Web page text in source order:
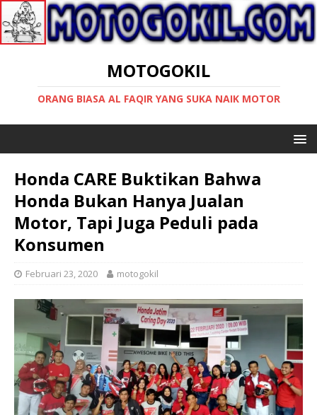
MOTOGOKIL
ORANG BIASA AL FAQIR YANG SUKA NAIK MOTOR
Honda CARE Buktikan Bahwa
Honda Bukan Hanya Jualan
Motor, Tapi Juga Peduli pada
Konsumen
Februari 23, 2020 motogokil